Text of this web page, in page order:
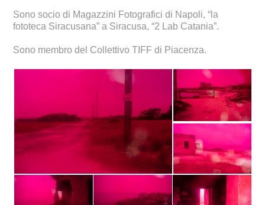
Sono socio di Magazzini Fotografici di Napoli, “la
fototeca Siracusana” a Siracusa, “2 Lab Catania”.
Sono membro del Collettivo TIFF di Piacenza.